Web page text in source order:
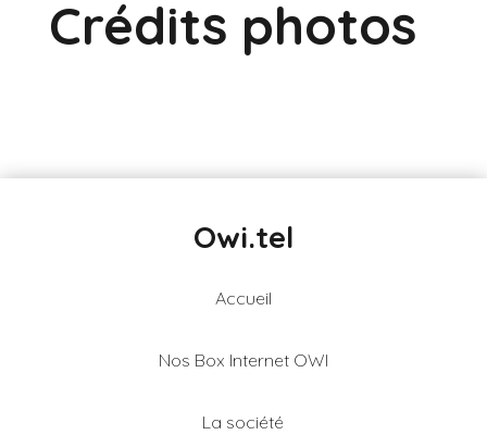
Crédits photos
Owi.tel
Accueil
Nos Box Internet OWI
La société